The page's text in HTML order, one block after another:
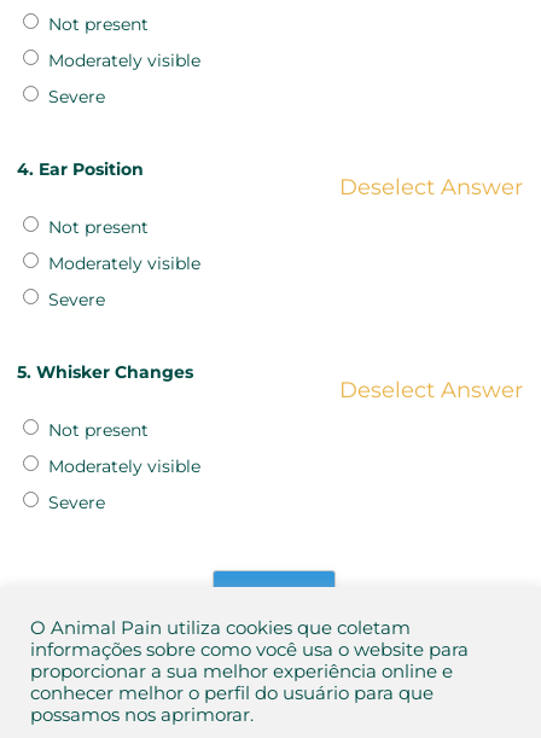
Not present
Moderately visible
Severe
4. Ear Position
Deselect Answer
Not present
Moderately visible
Severe
5. Whisker Changes
Deselect Answer
Not present
Moderately visible
Severe
O Animal Pain utiliza cookies que coletam
informações sobre como você usa o website para
proporcionar a sua melhor experiência online e
conhecer melhor o perfil do usuário para que
possamos nos aprimorar.